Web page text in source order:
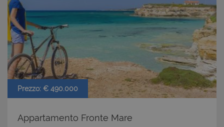
Prezzo: € 490.000
Appartamento Fronte Mare
CookieScript
www.latuacasainsardegna.com
6 mesi 5
giorni